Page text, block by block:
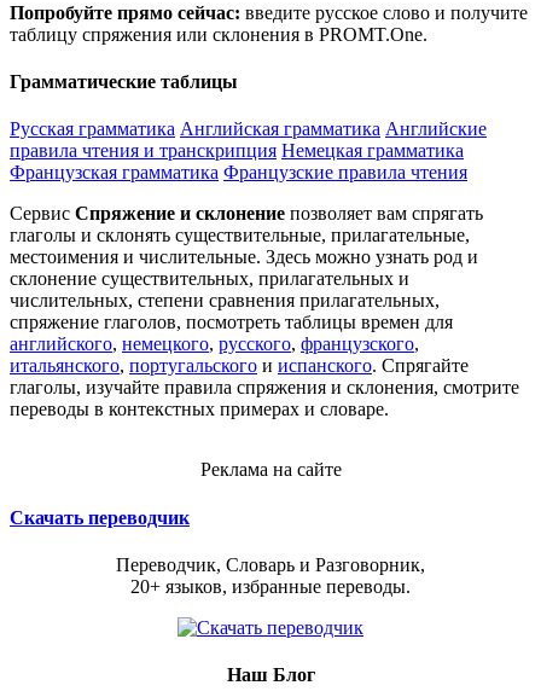
Попробуйте прямо сейчас: введите русское слово и получите
таблицу спряжения или склонения в PROMT.One.
Грамматические таблицы
Русская грамматика Английская грамматика Английские
правила чтения и транскрипция Немецкая грамматика
Французская грамматика Французские правила чтения
Сервис Спряжение и склонение позволяет вам спрягать
глаголы и склонять существительные, прилагательные,
местоимения и числительные. Здесь можно узнать род и
склонение существительных, прилагательных и
числительных, степени сравнения прилагательных,
спряжение глаголов, посмотреть таблицы времен для
английского, немецкого, русского, французского,
итальянского, португальского и испанского. Спрягайте
глаголы, изучайте правила спряжения и склонения, смотрите
переводы в контекстных примерах и словаре.
Реклама на сайте
Скачать переводчик
Переводчик, Словарь и Разговорник,
20+ языков, избранные переводы.
Наш Блог